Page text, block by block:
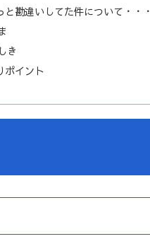
と勘違いしてた件について・・・
き
ポイント